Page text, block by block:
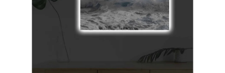
KOUPELNA A WC